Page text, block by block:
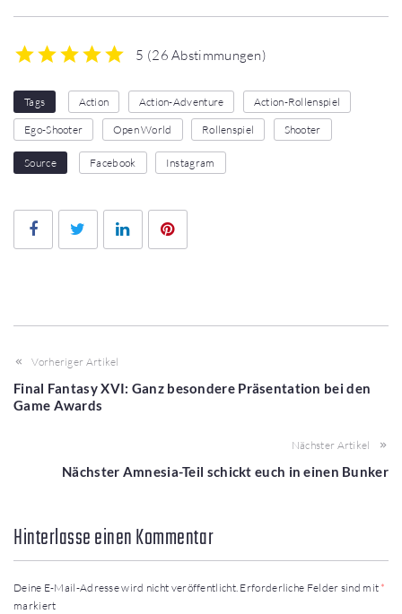
5 (26 Abstimmungen)
Tags Action Action-Adventure Action-Rollenspiel
Ego-Shooter Open World Rollenspiel Shooter
Source Facebook Instagram
FacebookTwitter LinkedIn
Vorheriger Artikel
Final Fantasy XVI: Ganz besondere Präsentation bei den
Game Awards
Nächster Artikel
Nächster Amnesia-Teil schickt euch in einen Bunker
Hinterlasse einen Kommentar
Deine E-Mail-Adresse wird nicht veröffentlicht. Erforderliche Felder sind mit *
markiert